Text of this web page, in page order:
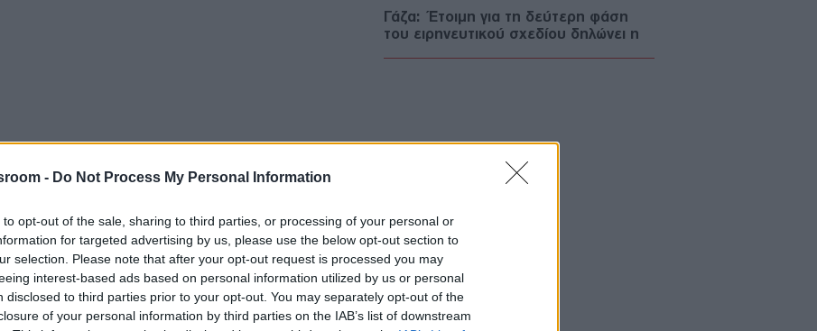
- Do Not Process My Personal Information
to opt-out of the sale, sharing to third parties, or processing of your personal or
for targeted advertising by us, please use the below opt-out section to
selection. Please note that after your opt-out request is processed you may
interest-based ads based on personal information utilized by us or personal
disclosed to third parties prior to your opt-out. You may separately opt-out of the
of your personal information by third parties on the IAB’s list of downstream
Γάζα: Έτοιμη για τη δεύτερη φάση
του ειρηνευτικού σχεδίου δηλώνει η
Ένταση στο κοινοβούλιο του
αναπληρωτή πρωθυπουργού
08/08/26 - 19:22
Πάρος: Νεκρό 4χρονο αγοράκι σε
πισίνα – Προσήχθησαν ο ιδιοκτήτης
και οι γονείς
ΕΛΛΑΔΑ
08/08/26 - 19:18